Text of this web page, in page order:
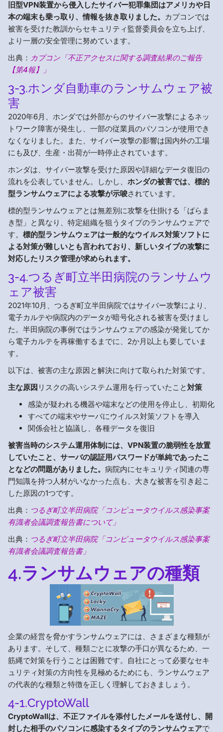
旧型VPN装置から侵入したサイバー犯罪集団はアメリカや日
本の端末も乗っ取り、情報を抜き取りました。 カプコンでは
被害を受けた教訓からセキュリティ監督委員会を立ち上げ、
より一層の安全管理に努めています。
出典： カプコン「不正アクセスに関する調査結果のご報告
【第4報】」
3-3.ホンダ自動車のランサムウェア被
害
2020年6月、ホンダでは外部からのサイバー攻撃によるネッ
トワーク障害が発生し、一部の従業員のパソコンが使用でき
なくなりました。また、サイバー攻撃の影響は国内外の工場
にも及び、生産・出荷が一時停止されています。
ホンダは、サイバー攻撃を受けた原因や詳細なデータ復旧の
流れを公表していません。しかし、 ホンダの被害では、標的
型ランサムウェアによる攻撃が示唆されています。
標的型ランサムウェアとは無差別に攻撃を仕掛ける「ばらま
き型」と異なり、特定組織を狙うタイプのランサムウェアで
す。 標的型ランサムウェアは一般的なウイルス対策ソフトに
よる対策が難しいとも言われており、新しいタイプの攻撃に
対応したリスク管理が求められます。
3-4.つるぎ町立半田病院のランサムウ
ェア被害
2021年10月、つるぎ町立半田病院ではサイバー攻撃により、
電子カルテや病院内のデータが暗号化される被害を受けまし
た。半田病院の事例ではランサムウェアの感染が発覚してか
ら電子カルテを再稼働するまでに、2か月以上も要していま
す。
以下は、被害の主な原因と解決に向けて取られた対策です。
主な原因 リスクの高いシステム運用を行っていたこと対策
感染が疑われる機器や端末などの使用を停止し、初期化
すべての端末やサーバにウイルス対策ソフトを導入
関係会社と協議し、各種データを復旧
被害当時のシステム運用体制には、VPN装置の脆弱性を放置
していたこと、サーバの認証用パスワードが単純であったこ
となどの問題がありました。 病院内にセキュリティ関連の専
門知識を持つ人材がいなかった点も、大きな被害を引き起こ
した原因の1つです。
出典： つるぎ町立半田病院「コンピュータウイルス感染事案
有識者会議調査報告書について」
出典： つるぎ町立半田病院「コンピュータウイルス感染事案
有識者会議調査報告書」
4.ランサムウェアの種類
企業の経営を脅かすランサムウェアには、さまざまな種類が
あります。そして、種類ごとに攻撃の手口が異なるため、一
筋縄で対策を行うことは困難です。自社にとって必要なセキ
ュリティ対策の方向性を見極めるためにも、ランサムウェア
の代表的な種類と特徴を正しく理解しておきましょう。
4-1.CryptoWall
CryptoWallは、不正ファイルを添付したメールを送付し、開
封した相手のパソコンに感染するタイプのランサムウェアで